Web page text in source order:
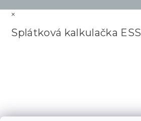
×
Splátková kalkulačka